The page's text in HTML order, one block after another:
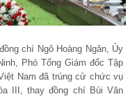
chí Ngô Hoàng Ngân, Ủy
Phó Tổng Giám đốc Tập
Nam đã trúng cử chức vụ
III, thay đồng chí Bùi Văn